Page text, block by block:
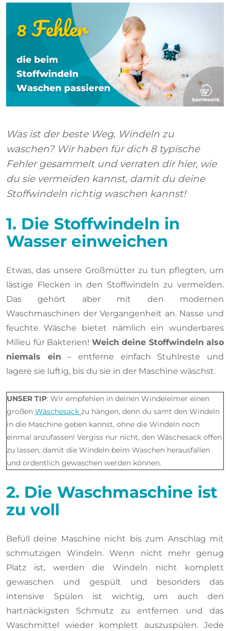
Was ist der beste Weg, Windeln zu
waschen? Wir haben für dich 8 typische
Fehler gesammelt und verraten dir hier, wie
du sie vermeiden kannst, damit du deine
Stoffwindeln richtig waschen kannst!
1. Die Stoffwindeln in
Wasser einweichen
Etwas, das unsere Großmütter zu tun pflegten, um
lästige Flecken in den Stoffwindeln zu vermeiden.
Das gehört aber mit den modernen
Waschmaschinen der Vergangenheit an. Nasse und
feuchte Wäsche bietet nämlich ein wunderbares
Milieu für Bakterien! Weich deine Stoffwindeln also
niemals ein – entferne einfach Stuhlreste und
lagere sie luftig, bis du sie in der Maschine wäschst.
UNSER TIP: Wir empfehlen in deinen Windeleimer einen
großen Wäschesack zu hängen, denn du samt den Windeln
in die Maschine geben kannst, ohne die Windeln noch
einmal anzufassen! Vergiss nur nicht, den Wäschesack offen
zu lassen, damit die Windeln beim Waschen herausfallen
und ordentlich gewaschen werden können.
2. Die Waschmaschine ist
zu voll
Befüll deine Maschine nicht bis zum Anschlag mit
schmutzigen Windeln. Wenn nicht mehr genug
Platz ist, werden die Windeln nicht komplett
gewaschen und gespült und besonders das
intensive Spülen ist wichtig, um auch den
hartnäckigsten Schmutz zu entfernen und das
Waschmittel wieder komplett auszuspülen. Jede